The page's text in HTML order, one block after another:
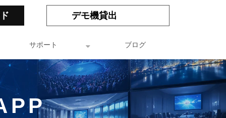
デモ機貸出
サポート ブログ